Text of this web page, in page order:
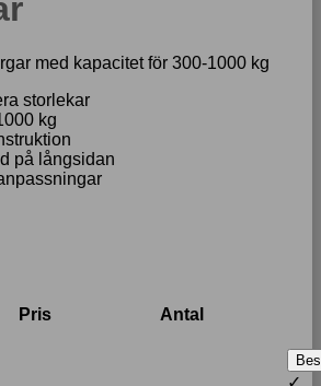
med kapacitet för 300-1000 kg
storlekar
kg
på långsidan
Pris Antal
✓